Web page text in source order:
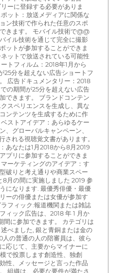
ーに登録する必要がありま
ット：放送メディアに関係な
ン技術で作られた任意のスポ
きます。 モバイル技術で@@
イル技術を通じて完全に撮影
ットが参加することができま
ットで放送されている可能性
トフィルム：2018年1月から
25分を超えない広告ショートフ
広告ドキュメンタリー：2018
の期間が25分を超えない広告
できます。 ブランドコンテン
スペリエンスを生成し、異な
ンテンツを生成するために作
ストアイデア：あらゆるケー
、グローバルキャンペーン、
される視聴覚文書があります。
あなたは1月2018から8月2019
プリに参加することができま
ーケティングのアイデア：す
破りと考え通りや商業スペー
8月の間に実施しました 2019 参
になります. 最優秀俳優・最優
ーの俳優または女優が参加す
フィック:報道機関または雑誌
ィック広告は、2018 年 1 月か
間に参加できます。 カテゴリは
べました, 銀と青銅または金の
人の普通の人の陪審員は、彼ら
応じて、主要からマイナーに
で投票します創造性、独創
性、メッセージと言った作品
組織は、必要な要件が満たさ